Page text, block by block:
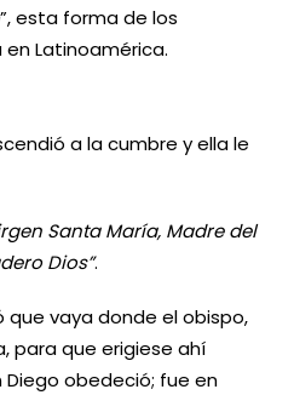
”, esta forma de los
Latinoamérica.
a la cumbre y ella le
Santa María, Madre del
Dios”.
vaya donde el obispo,
para que erigiese ahí
Diego obedeció; fue en